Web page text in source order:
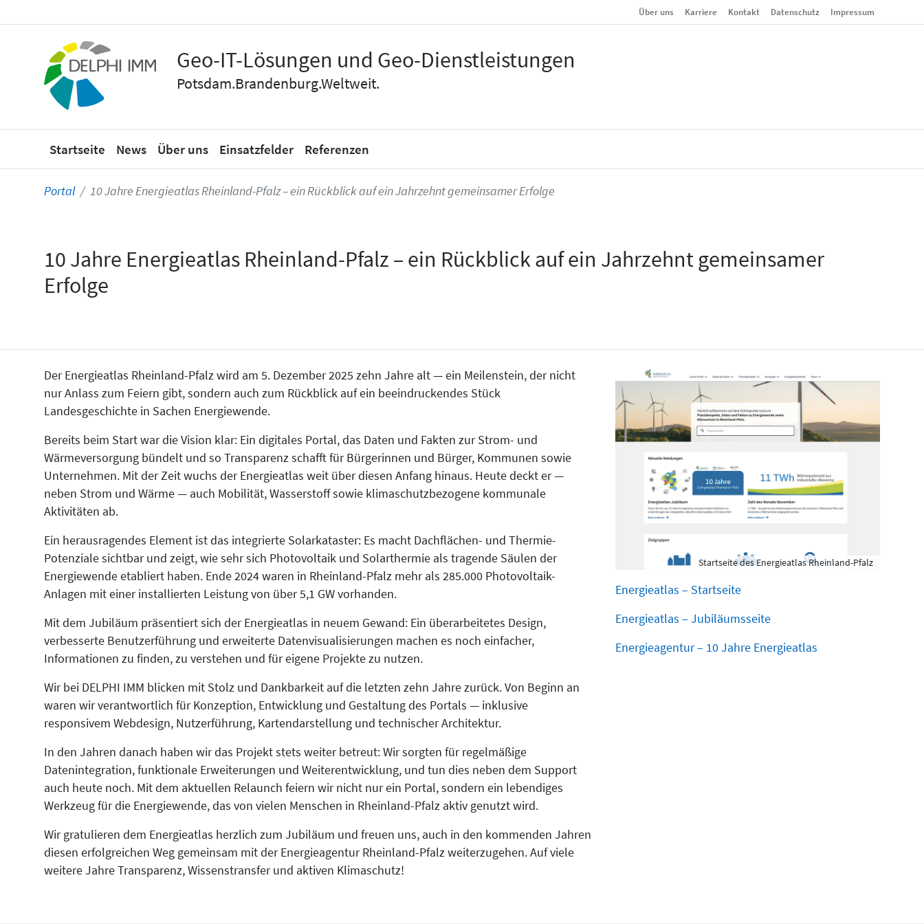
Über uns Karriere Kontakt Datenschutz Impressum
Geo-IT-Lösungen und Geo-Dienstleistungen
Potsdam.Brandenburg.Weltweit.
Startseite News Über uns Einsatzfelder Referenzen
Portal 10 Jahre Energieatlas Rheinland-Pfalz – ein Rückblick auf ein Jahrzehnt gemeinsamer Erfolge
10 Jahre Energieatlas Rheinland-Pfalz – ein Rückblick auf ein Jahrzehnt gemeinsamer
Erfolge
Der Energieatlas Rheinland-Pfalz wird am 5. Dezember 2025 zehn Jahre alt — ein Meilenstein, der nicht
nur Anlass zum Feiern gibt, sondern auch zum Rückblick auf ein beeindruckendes Stück
Landesgeschichte in Sachen Energiewende.
Bereits beim Start war die Vision klar: Ein digitales Portal, das Daten und Fakten zur Strom- und
Wärmeversorgung bündelt und so Transparenz schafft für Bürgerinnen und Bürger, Kommunen sowie
Unternehmen. Mit der Zeit wuchs der Energieatlas weit über diesen Anfang hinaus. Heute deckt er —
neben Strom und Wärme — auch Mobilität, Wasserstoff sowie klimaschutzbezogene kommunale
Aktivitäten ab.
Ein herausragendes Element ist das integrierte Solarkataster: Es macht Dachflächen- und Thermie-
Potenziale sichtbar und zeigt, wie sehr sich Photovoltaik und Solarthermie als tragende Säulen der
Energiewende etabliert haben. Ende 2024 waren in Rheinland-Pfalz mehr als 285.000 Photovoltaik-
Anlagen mit einer installierten Leistung von über 5,1 GW vorhanden.
Mit dem Jubiläum präsentiert sich der Energieatlas in neuem Gewand: Ein überarbeitetes Design,
verbesserte Benutzerführung und erweiterte Datenvisualisierungen machen es noch einfacher,
Informationen zu finden, zu verstehen und für eigene Projekte zu nutzen.
Wir bei DELPHI IMM blicken mit Stolz und Dankbarkeit auf die letzten zehn Jahre zurück. Von Beginn an
waren wir verantwortlich für Konzeption, Entwicklung und Gestaltung des Portals — inklusive
responsivem Webdesign, Nutzerführung, Kartendarstellung und technischer Architektur.
In den Jahren danach haben wir das Projekt stets weiter betreut: Wir sorgten für regelmäßige
Datenintegration, funktionale Erweiterungen und Weiterentwicklung, und tun dies neben dem Support
auch heute noch. Mit dem aktuellen Relaunch feiern wir nicht nur ein Portal, sondern ein lebendiges
Werkzeug für die Energiewende, das von vielen Menschen in Rheinland-Pfalz aktiv genutzt wird.
Wir gratulieren dem Energieatlas herzlich zum Jubiläum und freuen uns, auch in den kommenden Jahren
diesen erfolgreichen Weg gemeinsam mit der Energieagentur Rheinland-Pfalz weiterzugehen. Auf viele
weitere Jahre Transparenz, Wissenstransfer und aktiven Klimaschutz!
Startseite des Energieatlas Rheinland-Pfalz
Energieatlas – Startseite
Energieatlas – Jubiläumsseite
Energieagentur – 10 Jahre Energieatlas